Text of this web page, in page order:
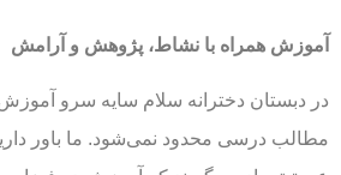
آموزش همراه با نشاط، پژوهش و آرامش
در دبستان دخترانه سلام سایه سرو
مطالب درسی محدود نمی‌شود. ما باور